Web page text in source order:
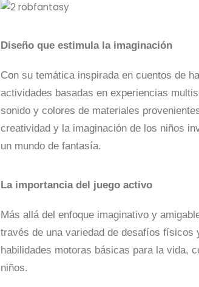
Diseño que estimula la imaginación
Con su temática inspirada en cuentos de
actividades basadas en experiencias
sonido y colores de materiales
creatividad y la imaginación de los niños
un mundo de fantasía.
La importancia del juego activo
Más allá del enfoque imaginativo y
través de una variedad de desafíos
habilidades motoras básicas para la vida,
niños.